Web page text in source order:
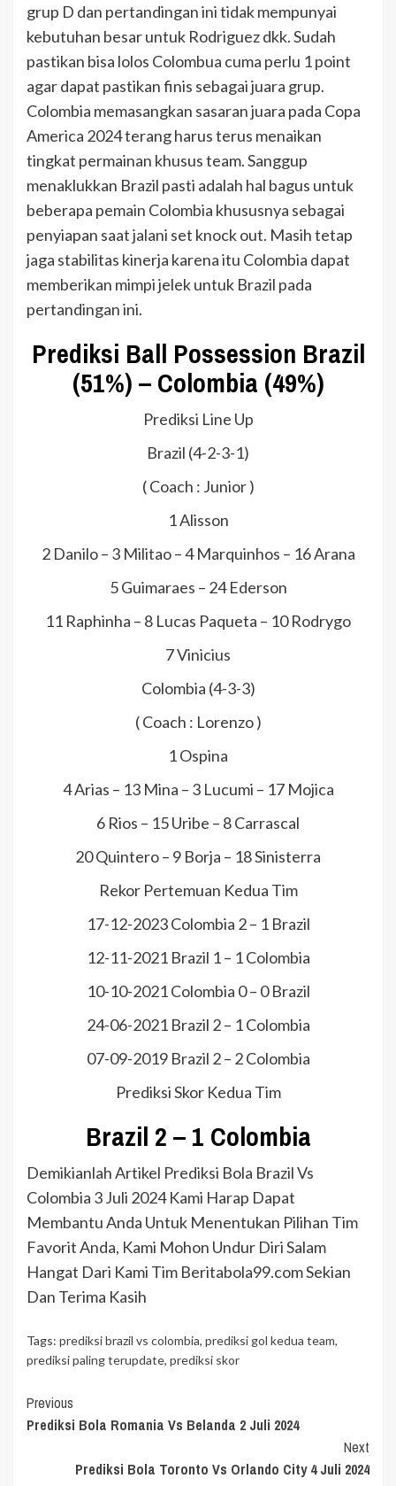
grup D dan pertandingan ini tidak mempunyai
kebutuhan besar untuk Rodriguez dkk. Sudah
pastikan bisa lolos Colombua cuma perlu 1 point
agar dapat pastikan finis sebagai juara grup.
Colombia memasangkan sasaran juara pada Copa
America 2024 terang harus terus menaikan
tingkat permainan khusus team. Sanggup
menaklukkan Brazil pasti adalah hal bagus untuk
beberapa pemain Colombia khususnya sebagai
penyiapan saat jalani set knock out. Masih tetap
jaga stabilitas kinerja karena itu Colombia dapat
memberikan mimpi jelek untuk Brazil pada
pertandingan ini.
Prediksi Ball Possession Brazil
(51%) – Colombia (49%)
Prediksi Line Up
Brazil (4-2-3-1)
( Coach : Junior )
1 Alisson
2 Danilo – 3 Militao – 4 Marquinhos – 16 Arana
5 Guimaraes – 24 Ederson
11 Raphinha – 8 Lucas Paqueta – 10 Rodrygo
7 Vinicius
Colombia (4-3-3)
( Coach : Lorenzo )
1 Ospina
4 Arias – 13 Mina – 3 Lucumi – 17 Mojica
6 Rios – 15 Uribe – 8 Carrascal
20 Quintero – 9 Borja – 18 Sinisterra
Rekor Pertemuan Kedua Tim
17-12-2023 Colombia 2 – 1 Brazil
12-11-2021 Brazil 1 – 1 Colombia
10-10-2021 Colombia 0 – 0 Brazil
24-06-2021 Brazil 2 – 1 Colombia
07-09-2019 Brazil 2 – 2 Colombia
Prediksi Skor Kedua Tim
Brazil 2 – 1 Colombia
Demikianlah Artikel Prediksi Bola Brazil Vs
Colombia 3 Juli 2024 Kami Harap Dapat
Membantu Anda Untuk Menentukan Pilihan Tim
Favorit Anda, Kami Mohon Undur Diri Salam
Hangat Dari Kami Tim Beritabola99.com Sekian
Dan Terima Kasih
Tags: prediksi brazil vs colombia, prediksi gol kedua team,
prediksi paling terupdate, prediksi skor
Continue
Reading
Previous
Prediksi Bola Romania Vs Belanda 2 Juli 2024
Next
Prediksi Bola Toronto Vs Orlando City 4 Juli 2024